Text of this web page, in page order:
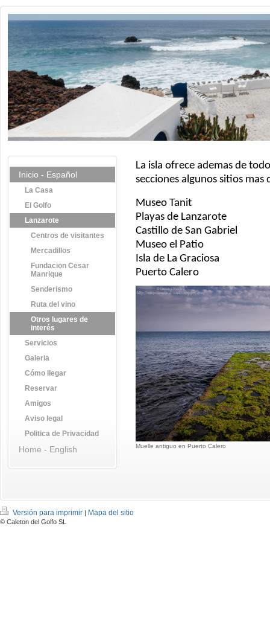
Inicio - Español
La Casa
El Golfo
Lanzarote
Centros de visitantes
Mercadillos
Fundacion Cesar
Manrique
Senderismo
Ruta del vino
Otros lugares de
interés
Servicios
Galeria
Cómo llegar
Reservar
Amigos
Aviso legal
Politica de Privacidad
Home - English
La isla ofrece ademas de
secciones algunos sitios
Museo Tanit
Playas de Lanzarote
Castillo de San Gabriel
Museo el Patio
Isla de La Graciosa
Puerto Calero
Muelle antiguo en Puerto Calero
Versión para imprimir | Mapa del sitio
© Caleton del Golfo SL